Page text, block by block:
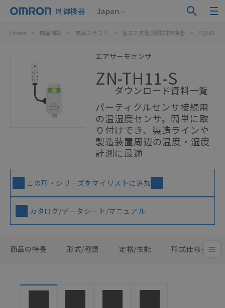
制御機器 Japan
Home > 商品情報 > 商品カテゴリ > 省エネ支援/環境対策機器 > EQUO環
エアサーモセンサ
ZN-TH11-S
ダウンロード資料一覧
パーティクルセンサ接続用
の温湿度センサ。簡単に取
り付けでき、製造ラインや
製造装置周辺の温度・湿度
計測に最適
この形・シリーズをマイリストに追加
カタログ/データシート/マニュアル
商品の特長 形式/種類 定格/性能 形式仕様一覧